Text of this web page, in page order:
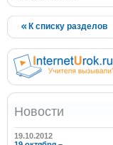
К списку разделов
Новости
19.10.2012